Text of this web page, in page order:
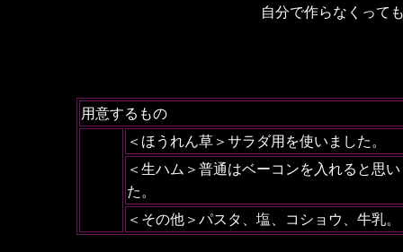
自分で作らなくって
用意するもの
＜ほうれん草＞サラダ用を使いました。
＜生ハム＞普通はベーコンを入れると思
た。
＜その他＞パスタ、塩、コショウ
、牛乳。